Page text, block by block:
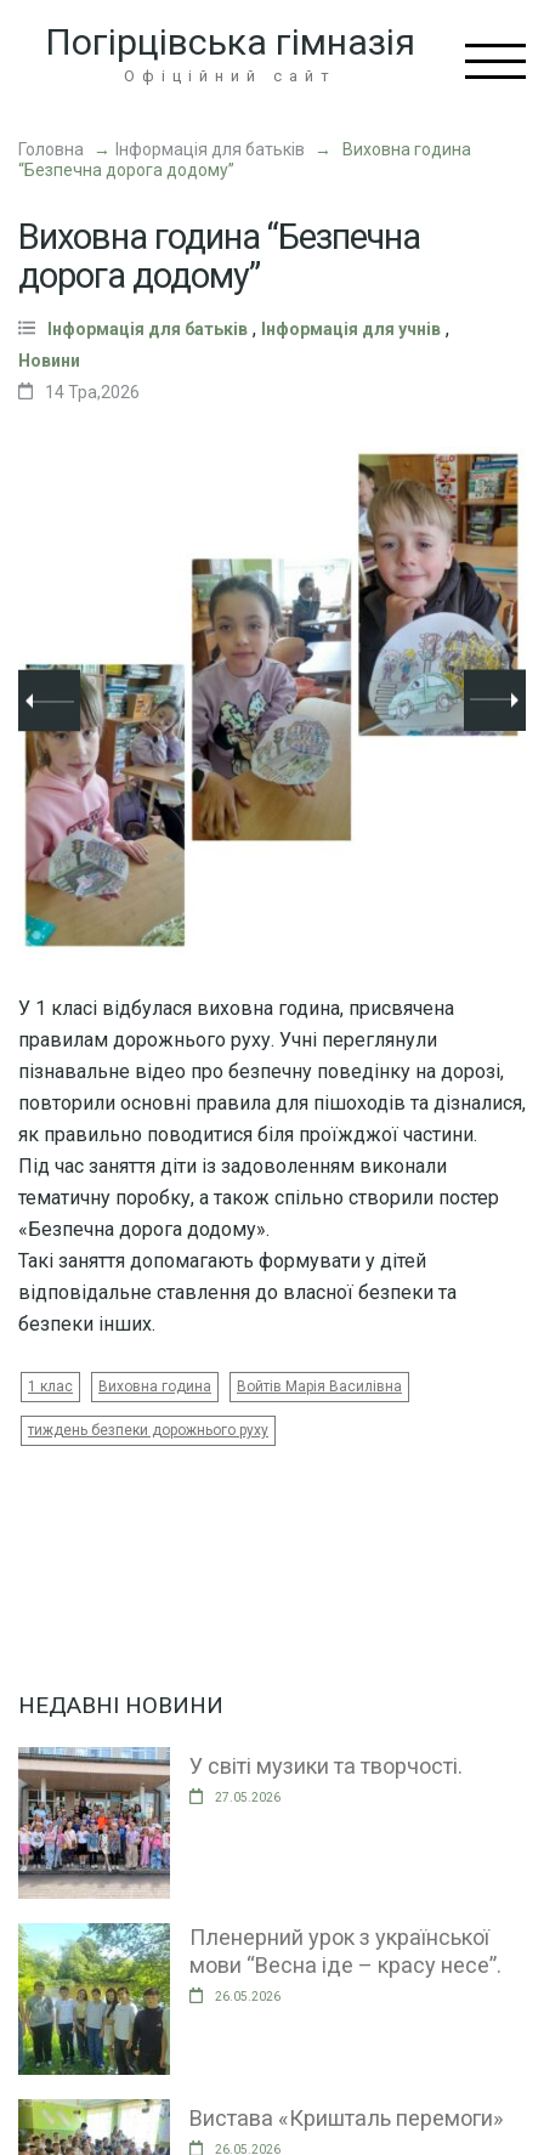
Enter)
Погірцівська гімназія
Офіційний сайт
Головна → Інформація для батьків →
Виховна година
“Безпечна дорога додому”
Виховна година “Безпечна
дорога додому”
Інформація для батьків , Інформація для учнів ,
Новини
14 Тра,2026
У 1 класі відбулася виховна година, присвячена
правилам дорожнього руху. Учні переглянули
пізнавальне відео про безпечну поведінку на дорозі,
повторили основні правила для пішоходів та дізналися,
як правильно поводитися біля проїжджої частини.
Під час заняття діти із задоволенням виконали
тематичну поробку, а також спільно створили постер
«Безпечна дорога додому».
Такі заняття допомагають формувати у дітей
відповідальне ставлення до власної безпеки та
безпеки інших.
1 клас Виховна година Войтів Марія Василівна
тиждень безпеки дорожнього руху
НЕДАВНІ НОВИНИ
У світі музики та творчості.
27.05.2026
Пленерний урок з української
мови “Весна іде – красу несе”.
26.05.2026
Вистава «Кришталь перемоги»
26.05.2026